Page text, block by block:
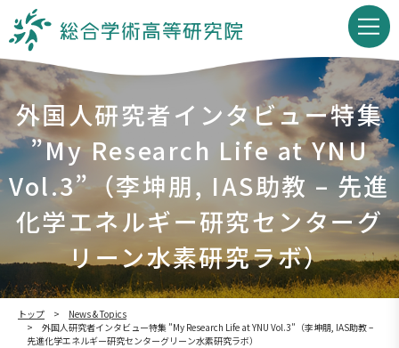
外国人研究者インタビュー特集
”My Research Life at YNU
Vol.3”（李坤朋, IAS助教 – 先進
化学エネルギー研究センターグ
リーン水素研究ラボ）
トップ
News & Topics
外国人研究者インタビュー特集 ”My Research Life at YNU Vol.3”（李坤朋, IAS助教 –
先進化学エネルギー研究センターグリーン水素研究ラボ）